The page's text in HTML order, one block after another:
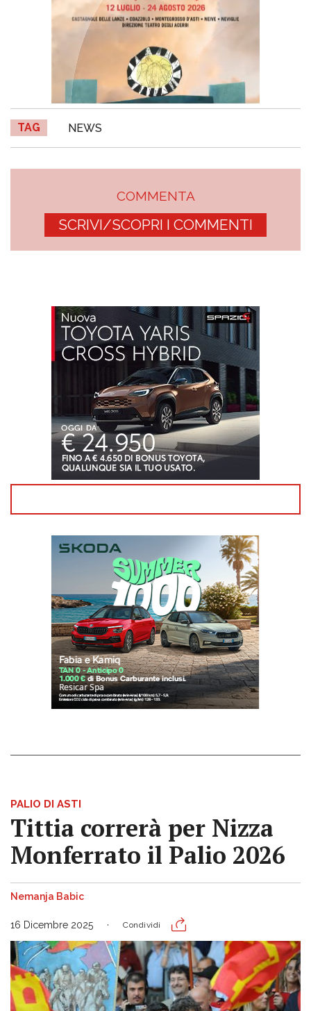
TAG NEWS
COMMENTA
SCRIVI/SCOPRI I COMMENTI
PALIO DI ASTI
Tittia correrà per Nizza
Monferrato il Palio 2026
Nemanja Babic
16 Dicembre 2025 Condividi